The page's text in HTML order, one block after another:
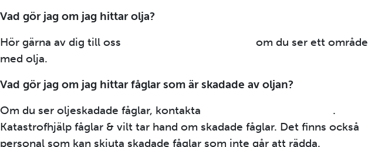
Vad gör jag om jag hittar olja?
Hör gärna av dig till oss
om du ser ett område
med olja.
Vad gör jag om jag hittar fåglar som är skadade av oljan?
Om du ser oljeskadade fåglar, kontakta
.
Katastrofhjälp fåglar & vilt tar hand om skadade fåglar. Det finns också
personal som kan skjuta skadade fåglar som inte går att rädda.